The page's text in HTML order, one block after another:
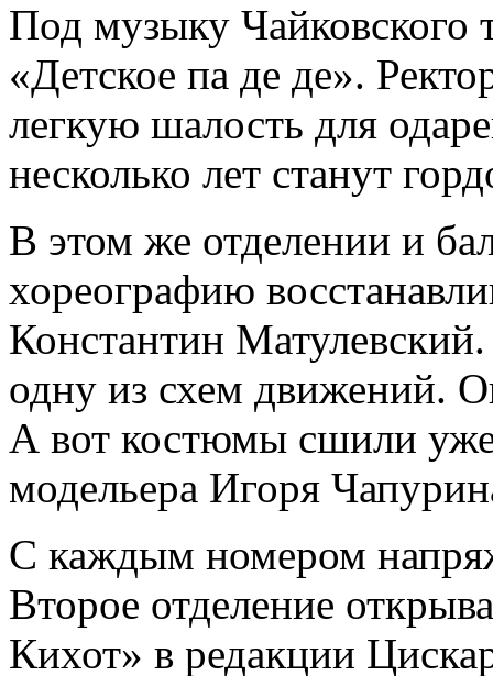
Под музыку
«Детское па де де».
легкую шалость для
несколько лет станут
В этом же отделении и
хореографию
Константин
одну из схем движений.
А вот костюмы сшили уже
модельера Игоря
С каждым номером
Второе отделение
Кихот» в редакции